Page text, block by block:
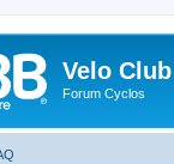
Velo
Forum Cyclos